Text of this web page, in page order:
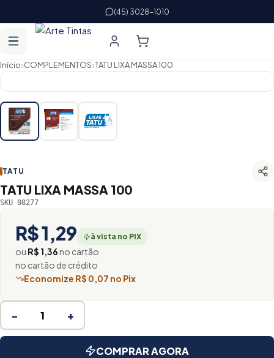
(45) 3028-1010
Início›COMPLEMENTOS›TATU LIXA MASSA 100
TATU
TATU LIXA MASSA 100
SKU 08277
R$ 1,29 à vista no PIX
ou R$ 1,36no cartão
no cartão de crédito
Economize R$ 0,07 no Pix
− +
COMPRAR AGORA